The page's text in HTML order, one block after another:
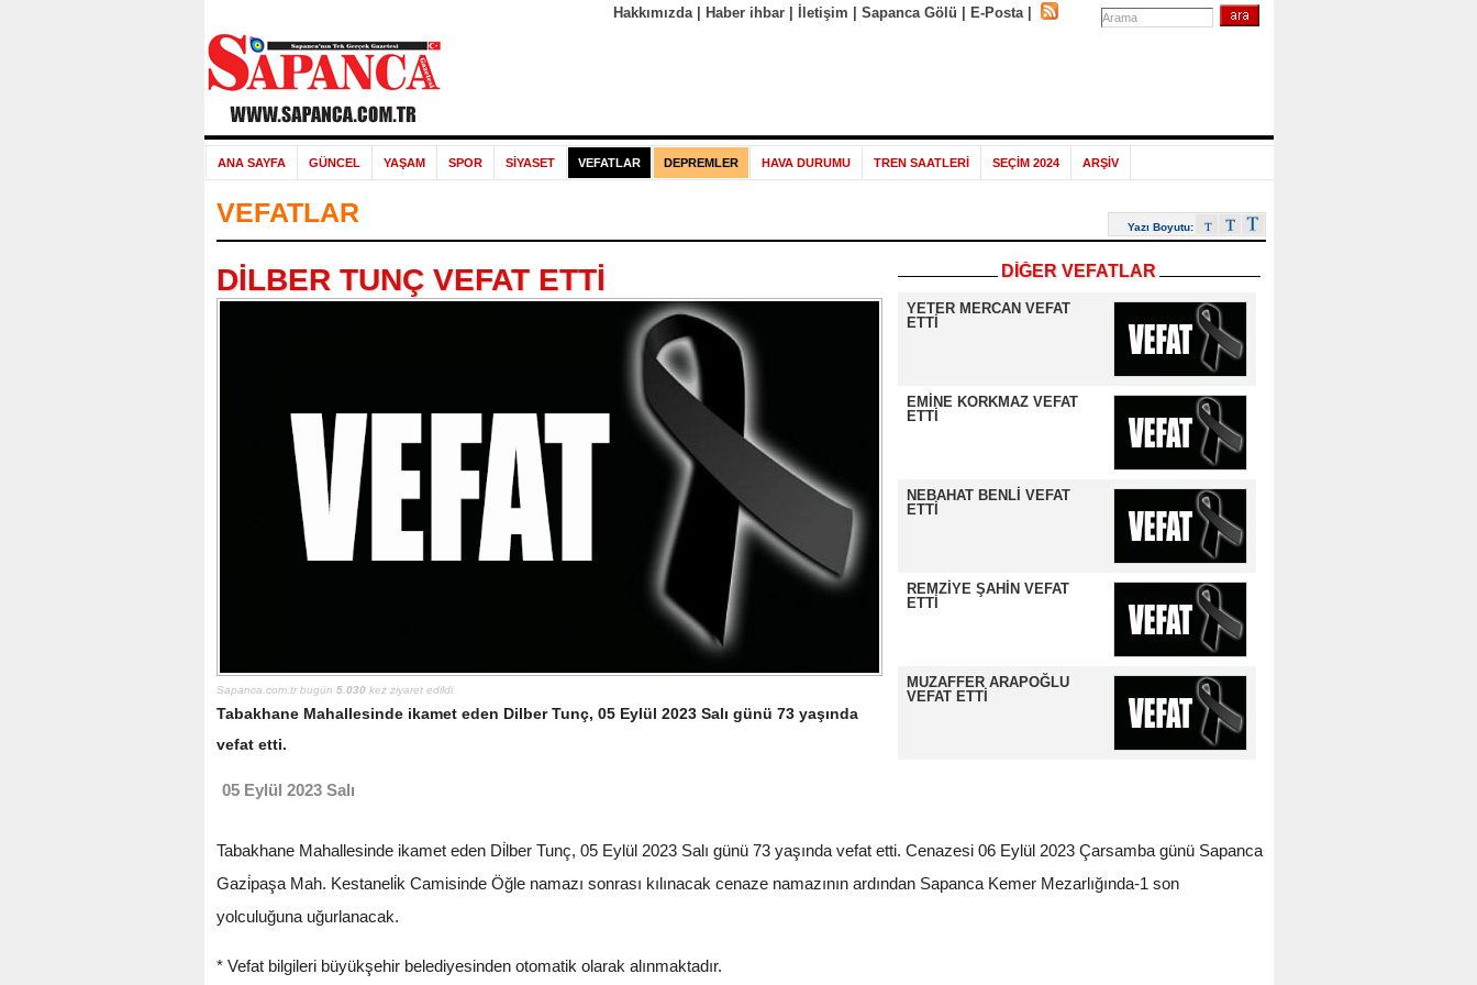
Hakkımızda| Haber ihbar| İletişim Sapanca Gölü E-Posta|
ANA SAYFA GÜNCEL YAŞAM SPOR SİYASET VEFATLAR DEPREMLER HAVA DURUMU TREN SAATLERİ SEÇİM 2024 ARŞİV
VEFATLAR Yazı Boyutu:
DİĞER VEFATLAR
YETER MERCAN VEFAT
ETTİ
EMİNE KORKMAZ VEFAT
ETTİ
NEBAHAT BENLİ VEFAT
ETTİ
REMZİYE ŞAHİN VEFAT
ETTİ
MUZAFFER ARAPOĞLU
VEFAT ETTİ
DİLBER TUNÇ VEFAT ETTİ
Sapanca.com.tr bugün 5.030kez ziyaret edildi.
Tabakhane Mahallesinde ikamet eden Dilber Tunç, 05 Eylül 2023 Salı günü 73 yaşında
vefat etti.
05 Eylül 2023 Salı
Tabakhane Mahallesinde ikamet eden Di̇lber Tunç, 05 Eylül 2023 Salı günü 73 yaşında vefat etti. Cenazesi 06 Eylül 2023 Çarsamba günü Sapanca
Gazi̇paşa Mah. Kestaneli̇k Camisinde Öğle namazı sonrası kılınacak cenaze namazının ardından Sapanca Kemer Mezarlığında-1 son
yolculuğuna uğurlanacak.
* Vefat bilgileri büyükşehir belediyesinden otomatik olarak alınmaktadır.